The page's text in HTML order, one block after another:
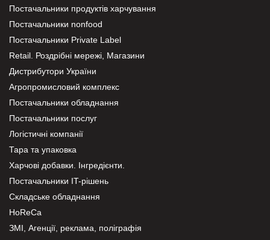
Постачальники продуктів харчування
Постачальники nonfood
Постачальники Private Label
Retail. Роздрібні мережі, Магазини
Дистрибутори України
Агропромисловий комплекс
Постачальники обладнання
Постачальники послуг
Логістичні компанії
Тара та упаковка
Харчові добавки. Інгредієнти.
Постачальники IT-рішень
Складське обладнання
HoReCa
ЗМІ, Агенції, реклама, поліграфія